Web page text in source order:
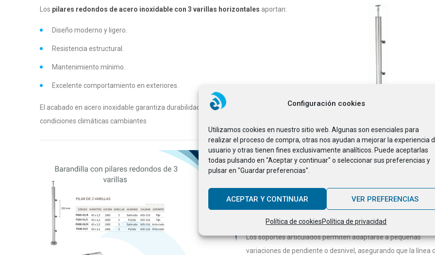
Configuración cookies
Utilizamos cookies en nuestro sitio web. Algunas son esenciales para
realizar el proceso de compra, otras nos ayudan a mejorar la experiencia
usuario y otras tienen fines exclusivamente analíticos. Puede aceptarlas
todas pulsando en "Aceptar y continuar" o seleccionar sus preferencias y
pulsar en "Guardar preferencias".
ACEPTAR Y CONTINUAR VER PREFERENCIAS
Política de cookiesPolítica de privacidad
Los pilares redondos de acero inoxidable con 3 varillas horizontales aportan:
Diseño moderno y ligero.
Resistencia estructural.
Mantenimiento mínimo.
Excelente comportamiento en exteriores.
El acabado en acero inoxidable garantiza durabilidad frente a la humedad, el sol y las
condiciones climáticas cambiantes
Soportes fijos y
En este proyecto se han utilizado tanto soportes fijoscomo
Los soportes articulados permiten adaptarse a pequeñas
variaciones de pendiente o desnivel, asegurando que la línea